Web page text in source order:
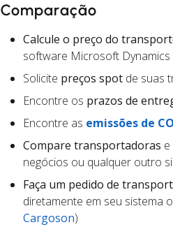
Comparação
Calcule o preço do
software Microsoft Dynamics
Solicite preços spot de suas
Encontre os prazos de
Encontre as emissões de
Compare transportadoras
negócios ou qualquer outro
Faça um pedido de
diretamente em seu sistema
Cargoson)